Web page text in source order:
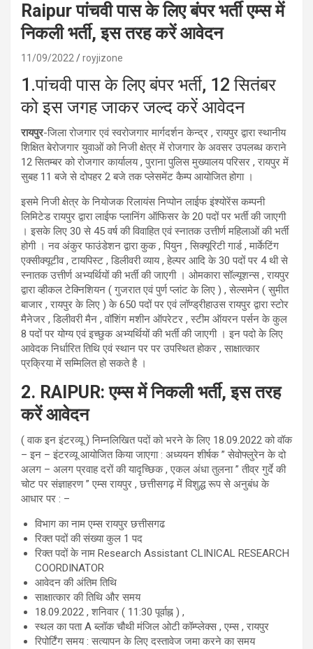
Raipur पांचवी पास के लिए बंपर भर्ती एम्स में
निकली भर्ती, इस तरह करें आवेदन
11/09/2022 royjizone
1.पांचवी पास के लिए बंपर भर्ती, 12 सितंबर
को इस जगह जाकर जल्द करें आवेदन
रायपुर-जिला रोजगार एवं स्वरोजगार मार्गदर्शन केन्द्र , रायपुर द्वारा स्थानीय
शिक्षित बेरोजगार युवाओं को निजी क्षेत्र में रोजगार के अवसर उपलब्ध कराने
12 सितम्बर को रोजगार कार्यालय , पुराना पुलिस मुख्यालय परिसर , रायपुर में
सुबह 11 बजे से दोपहर 2 बजे तक प्लेसमेंट कैम्प आयोजित होगा ।
इसमे निजी क्षेत्र के नियोजक रिलायंस निप्पोन लाईफ इंश्योरेंस कम्पनी
लिमिटेड रायपुर द्वारा लाईफ प्लानिंग ऑफिसर के 20 पदों पर भर्ती की जाएगी
। इसके लिए 30 से 45 वर्ष की विवाहित एवं स्नातक उत्तीर्ण महिलाओं की भर्ती
होगी । नव अंकुर फाउंडेशन द्वारा कुक , पियुन , सिक्यूरिटी गार्ड , मार्केटिंग
एक्सीक्यूटीव , टायपिस्ट , डिलीवरी व्याय , हेल्पर आदि के 30 पदों पर 4 थी से
स्नातक उत्तीर्ण अभ्यर्थियों की भर्ती की जाएगी । ओमकारा सॉल्यूशन्स , रायपुर
द्वारा व्हीकल टेक्निशियन ( गुजरात एवं पुर्ण प्लांट के लिए ) , सेल्समेन ( सुमीत
बाजार , रायपुर के लिए ) के 650 पदों पर एवं लॉण्ड्रीहाउस रायपुर द्वारा स्टोर
मैनेजर , डिलीवरी मैन , वॉशिंग मशीन ऑपरेटर , स्टीम ऑयरन पर्सन के कुल
8 पदों पर योग्य एवं इच्छुक अभ्यर्थियों की भर्ती की जाएगी । इन पदो के लिए
आवेदक निर्धारित तिथि एवं स्थान पर पर उपस्थित होकर , साक्षात्कार
प्रक्रिया में सम्मिलित हो सकते है ।
2. RAIPUR:एम्स में निकली भर्ती,इस तरह
करें आवेदन
( वाक इन इंटरव्यू ) निम्नलिखित पदों को भरने के लिए 18.09.2022 को वॉक
– इन – इंटरव्यू आयोजित किया जाएगा : अध्ययन शीर्षक ” सेवोफ्लुरेन के दो
अलग – अलग प्रवाह दरों की यादृच्छिक , एकल अंधा तुलना ” तीव्र गुर्दे की
चोट पर संज्ञाहरण ” एम्स रायपुर , छत्तीसगढ़ में विशुद्ध रूप से अनुबंध के
आधार पर : –
विभाग का नाम एम्स रायपुर छत्तीसगढ
रिक्त पदों की संख्या कुल 1 पद
रिक्त पदों के नाम Research Assistant CLINICAL RESEARCH
COORDINATOR
आवेदन की अंतिम तिथि
साक्षात्कार की तिथि और समय
18.09.2022 , शनिवार ( 11:30 पूर्वाह्न ) ,
स्थल का पता A ब्लॉक चौथी मंजिल ओटी कॉम्प्लेक्स , एम्स , रायपुर
रिपोर्टिंग समय : सत्यापन के लिए दस्तावेज जमा करने का समय